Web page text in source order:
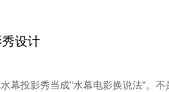
设计
幕投影秀当成"水幕电影换说法"。